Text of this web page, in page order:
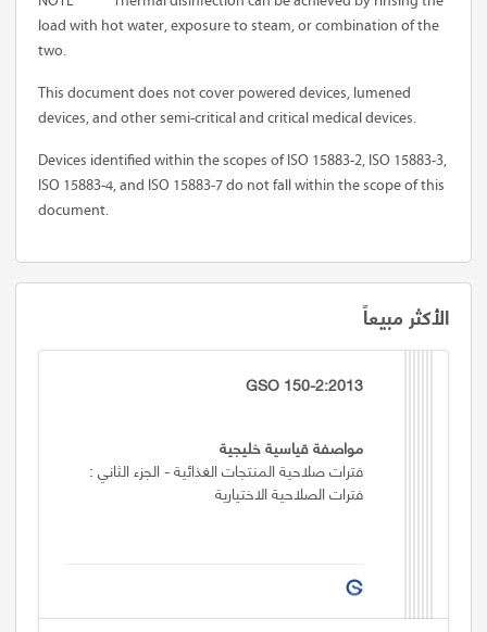
load with hot water, exposure to steam, or combination of the
two.
This document does not cover powered devices, lumened
devices, and other semi-critical and critical medical devices.
Devices identified within the scopes of ISO 15883-2, ISO 15883-3,
ISO 15883-4, and ISO 15883-7 do not fall within the scope of this
document.
الأكثر مبيعاً
GSO 150-2:2013
مواصفة قياسية خليجية
فترات صلاحية المنتجات الغذائية - الجزء الثاني :
فترات الصلاحية الاختيارية